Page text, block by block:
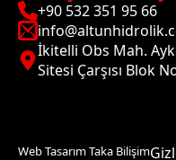
+90 532 351 95 66
İkitelli Obs Mah.
Sitesi Çarşısı Blok
Web Tasarım Taka Bilişim